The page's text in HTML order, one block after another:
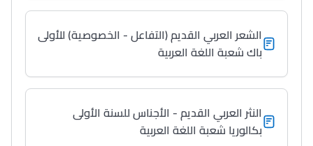
الشعر العربي القديم (التفاعل - الخصوصية) للأولى
باك شعبة اللغة العربية
النثر العربي القديم - الأجناس للسنة الأولى
بكالوريا شعبة اللغة العربية